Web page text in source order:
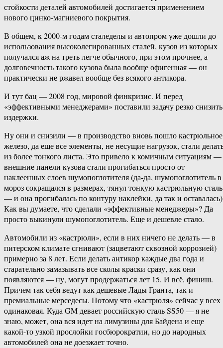
стойкости деталей автомобилей достигается применением
нового цинко-магниевого покрытия.
В общем, к 2000-м годам сталеделы и автопром уже дошли до
использования высоколегированных сталей, кузов из которых
получался аж на треть легче обычного, при этом прочнее, а
долговечность такого кузова была вообще офигенная — он
практически не ржавел вообще без всякого антикора.
И тут бац — 2008 год, мировой финкризис. И перед
«эффективными менеджерами» поставили задачу резко снизить
издержки.
Ну они и снизили — в производство вновь пошло кастрюльное
железо, да еще все элементы, не несущие нагрузок, стали
из более тонкого листа. Это привело к комичным ситуациям —
внешние панели кузова стали прогибаться просто от
наклеенных слоев шумопоглотителя (да-да, шумопоглотитель в
мороз сокращался в размерах, тянул тонкую кастрюльную сталь
— и она прогибалась по контуру наклейки, да так и
Как вы думаете, что сделали «эффективные менеджеры»? Да
просто выкинули шумопоглотитель. Еще и дешевле стало.
Автомобили из «кастрюли», если в них ничего не делать — в
питерском климате сгнивают (зацветают сквозной коррозией)
примерно за 8 лет. Если делать антикор каждые два года и
старательно замазывать все сколы краски сразу, как они
появляются — ну, могут продержаться лет 15. И всё, финиш.
Причем так себя ведут как дешевые Лады Гранта, так и
премиальные мерседесы. Потому что «кастрюля» сейчас у всех
одинаковая. Куда GM девает российскую сталь SS50 — я не
знаю, может, она вся идет на лимузины для Байдена и еще
какой-то узкой прослойки госбюрократии, но до народных
автомобилей она не доезжает точно.